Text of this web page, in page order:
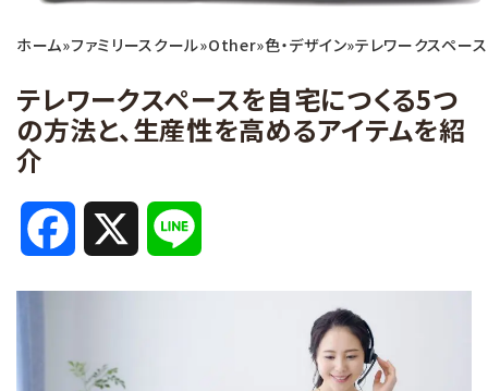
ホーム»ファミリースクール»Other»色・デザイン»テレワークスペー
テレワークスペースを自宅につくる5つ
の方法と、生産性を高めるアイテムを紹
介